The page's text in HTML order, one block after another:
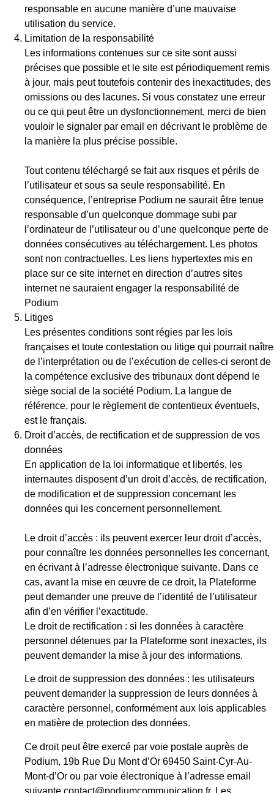
responsable en aucune manière d’une mauvaise
utilisation du service.
Limitation de la responsabilité
Les informations contenues sur ce site sont aussi
précises que possible et le site est périodiquement remis
à jour, mais peut toutefois contenir des inexactitudes, des
omissions ou des lacunes. Si vous constatez une erreur
ou ce qui peut être un dysfonctionnement, merci de bien
vouloir le signaler par email en décrivant le problème de
la manière la plus précise possible.
Tout contenu téléchargé se fait aux risques et périls de
l’utilisateur et sous sa seule responsabilité. En
conséquence, l’entreprise Podium ne saurait être tenue
responsable d’un quelconque dommage subi par
l’ordinateur de l’utilisateur ou d’une quelconque perte de
données consécutives au téléchargement. Les photos
sont non contractuelles. Les liens hypertextes mis en
place sur ce site internet en direction d’autres sites
internet ne sauraient engager la responsabilité de
Podium
Litiges
Les présentes conditions sont régies par les lois
françaises et toute contestation ou litige qui pourrait naître
de l’interprétation ou de l’exécution de celles-ci seront de
la compétence exclusive des tribunaux dont dépend le
siège social de la société Podium. La langue de
référence, pour le règlement de contentieux éventuels,
est le français.
Droit d’accès, de rectification et de suppression de vos
données
En application de la loi informatique et libertés, les
internautes disposent d’un droit d’accès, de rectification,
de modification et de suppression concernant les
données qui les concernent personnellement.
Le droit d’accès : ils peuvent exercer leur droit d’accès,
pour connaître les données personnelles les concernant,
en écrivant à l’adresse électronique suivante. Dans ce
cas, avant la mise en œuvre de ce droit, la Plateforme
peut demander une preuve de l’identité de l’utilisateur
afin d’en vérifier l’exactitude.
Le droit de rectification : si les données à caractère
personnel détenues par la Plateforme sont inexactes, ils
peuvent demander la mise à jour des informations.
Le droit de suppression des données : les utilisateurs
peuvent demander la suppression de leurs données à
caractère personnel, conformément aux lois applicables
en matière de protection des données.
Ce droit peut être exercé par voie postale auprès de
Podium, 19b Rue Du Mont d’Or 69450 Saint-Cyr-Au-
Mont-d’Or ou par voie électronique à l’adresse email
suivante contact@podiumcommunication.fr. Les